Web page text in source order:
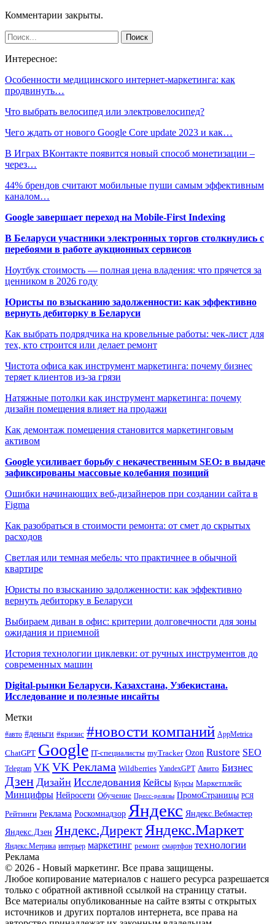
Комментарии закрыты.
Интересное:
Особенности медицинского интернет-маркетинга: как
продвинуть…
Что выбрать велосипед или электровелосипед?
Чего ждать от нового Google Core update 2023 и как…
В Играх ВКонтакте появится новый способ монетизации –
через…
44% брендов считают мобильные пуши самым эффективным
каналом…
Google завершает переход на Mobile-First Indexing
В Беларуси участники электронных торгов столкнулись с
перебоями в работе аукционных сервисов
Ноутбук стоимость — полная цена владения: что прячется за
ценником в 2026 году
Юристы по взысканию задолженности: как эффективно
вернуть дебиторку в Беларуси
Как выбрать подрядчика на кровельные работы: чек-лист для
тех, кто строится или делает ремонт
Чистота офиса как инструмент маркетинга: почему бизнес
теряет клиентов из-за грязи
Натяжные потолки как инструмент маркетинга: почему
дизайн помещения влияет на продажи
Как демонтаж помещения становится маркетинговым
активом
Google усиливает борьбу с некачественным SEO: в выдаче
зафиксированы массовые колебания позиций
Ошибки начинающих веб-дизайнеров при создании сайта в
Figma
Как разобраться в стоимости ремонта: от смет до скрытых
расходов
Светлая или темная мебель: что практичнее в обычной
квартире
Юристы по взысканию задолженности: как эффективно
вернуть дебиторку в Беларуси
Выбираем диван в офис: критерии долговечности для зоны
ожидания и приемной
История технологии циклевки: от ручных инструментов до
современных машин
Digital-рынки Беларуси, Казахстана, Узбекистана.
Исследование и полезные инсайты
Метки
#авто #деньги #кризис #новости компаний AppMetrica
ChatGPT Google IT-специалисты myTracker Ozon Rustore SEO
Telegram VK VK Реклама Wildberries YandexGPT Авито Бизнес
Дзен Дизайн Исследования Кейсы Курсы Маркетплейс
Минцифры Нейросети Обучение Пресс-релизы ПромоСтраницы РСЯ
Рейтинги Реклама Роскомнадзор Яндекс Яндекс.Вебмастер
Яндекс.Дзен Яндекс.ДиректЯндекс.Маркет
Яндекс.Метрика интерьер маркетинг ремонт смартфон технологии
Реклама
© 2026 - Новый маркетинг. Все права защищены.
Любое копирование материалов с нашего ресурса разрешается
только с обратной активной ссылкой на страницу статьи.
Все материалы опубликованные на сайте взяты с открытых
источников и других порталов интернета, все права на